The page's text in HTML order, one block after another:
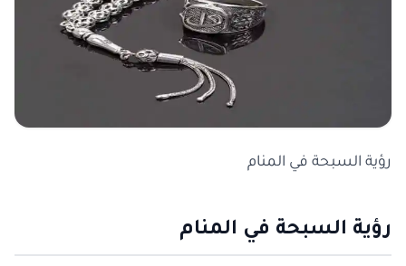
رؤية السبحة في المنام
رؤية السبحة في المنام